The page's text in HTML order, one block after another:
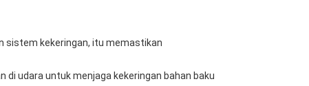
sistem kekeringan, itu memastikan
udara untuk menjaga kekeringan bahan baku